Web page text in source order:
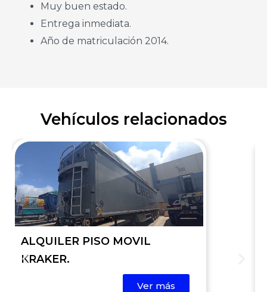
Muy buen estado.
Entrega inmediata.
Año de matriculación 2014.
Vehículos relacionados
ALQUILER PISO MOVIL
KRAKER.
Ver más